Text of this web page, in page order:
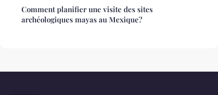
Comment planifier une visite des sites
archéologiques mayas au Mexique?